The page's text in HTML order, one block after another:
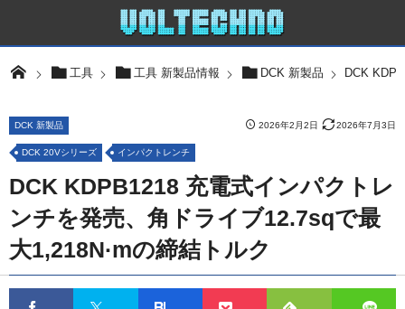
工具 工具 新製品情報 DCK 新製品 DCK
2026年2月2日 2026年7月3日
DCK 新製品
DCK 20Vシリーズ インパクトレンチ
DCK KDPB1218 充電式インパクトレ
ンチを発売、角ドライブ12.7sqで最
大1,218N·mの締結トルク